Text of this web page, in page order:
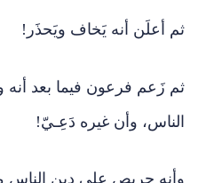
ثم أعلَن أنه يَخاف ويَحذَر!
ثم زَعم فرعون فيما بعد
الناس، وأن غيره دَعِـيّ!
وأنه حريص على دِين الناس